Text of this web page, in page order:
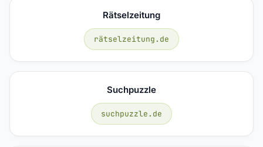
Rätselzeitung
rätselzeitung.de
Suchpuzzle
suchpuzzle.de